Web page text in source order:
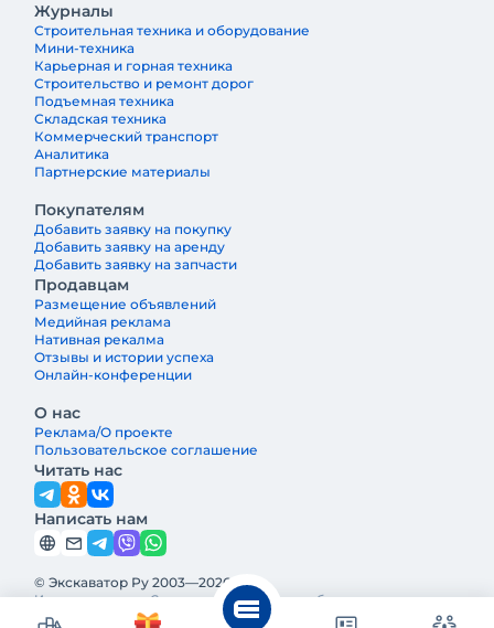
Журналы
Строительная техника и оборудование
Мини-техника
Карьерная и горная техника
Строительство и ремонт дорог
Подъемная техника
Складская техника
Коммерческий транспорт
Аналитика
Партнерские материалы
Покупателям
Добавить заявку на покупку
Добавить заявку на аренду
Добавить заявку на запчасти
Продавцам
Размещение объявлений
Медийная реклама
Нативная рекалма
Отзывы и истории успеха
Онлайн-конференции
О нас
Реклама/О проекте
Пользовательское соглашение
Читать нас
Написать нам
© Экскаватор Ру 2003—2026
Интернет-журнал Строительная техника и оборудование —
ведущее издание о строительной технике и оборудовании в